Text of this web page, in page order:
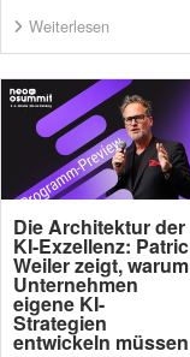
Weiterlesen
Die Architektur der
KI-Exzellenz: Patric
Weiler zeigt, warum
Unternehmen
eigene KI-
Strategien
entwickeln müssen